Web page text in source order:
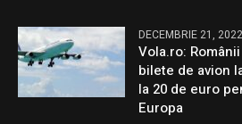
DECEMBRIE 21, 2022
Vola.ro:
bilete de avion
la 20 de euro
Europa